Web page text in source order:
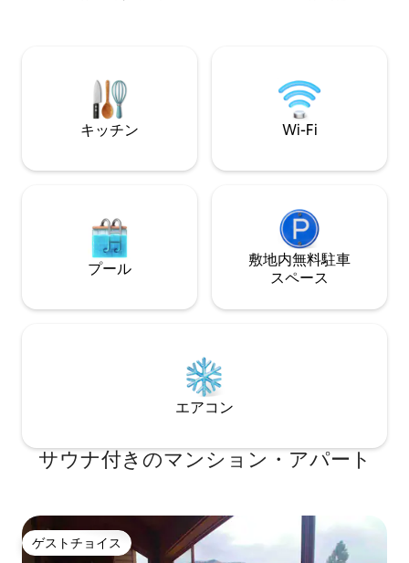
があり、リモート
す。
キッチン Wi-Fi
プール
敷地内無料駐⁠車
ス⁠ペ⁠ー⁠ス
エアコン
サウナ付きのマンション・アパート
ゲストチョイス
ゲストチョイス